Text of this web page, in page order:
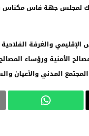
لمجلس جهة فاس
والغرفة
الأمنية ورؤساء
المدني والأعيان